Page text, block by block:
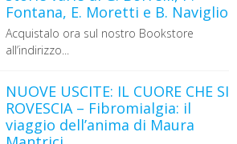
Fontana, E. Moretti e B. Naviglio
Acquistalo ora sul nostro Bookstore
all’indirizzo...
NUOVE USCITE: IL CUORE CHE SI
ROVESCIA – Fibromialgia: il
viaggio dell’anima di Maura